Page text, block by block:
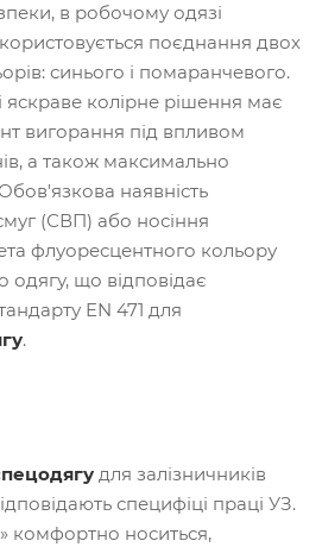
в робочому одязі
поєднання двох
синього і помаранчевого.
яскраве колірне рішення має
вигорання під впливом
а також максимально
наявність
(СВП) або носіння
флуоресцентного кольору
одягу, що відповідає
EN 471 для
.
для залізничників
специфіці праці УЗ.
комфортно носиться,